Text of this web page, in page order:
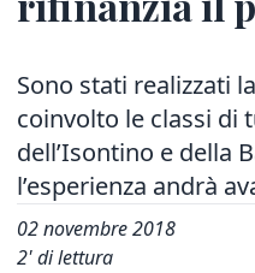
Sono stati realizzati
coinvolto le classi di
dell’Isontino e della
l’esperienza andrà
02 novembre 2018
2' di lettura